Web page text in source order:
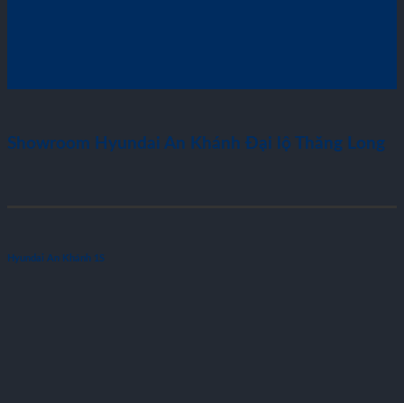
Showroom Hyundai An Khánh Đại lộ Thăng Long
Hyundai An Khánh 1S